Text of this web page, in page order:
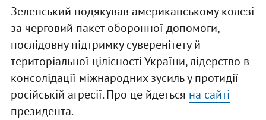
Зеленський подякував американському колезі
за черговий пакет оборонної допомоги,
послідовну підтримку суверенітету й
територіальної цілісності України, лідерство в
консолідації міжнародних зусиль у протидії
російській агресії. Про це йдеться на сайті
президента.